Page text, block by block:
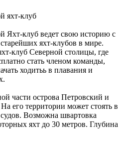
яхт-клуб
Яхт-клуб ведет свою историю с
яхт-клубов в мире.
клуб Северной столицы, где
стать членом команды,
ходитьь в плавания и
части острова Петровский и
его территории может стоять в
Возможна швартовка
яхт до 30 метров. Глубина